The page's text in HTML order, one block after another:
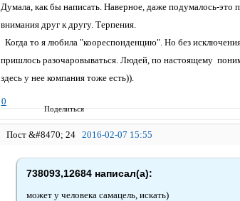
Поделиться
Думала, как бы написать. Наверное, даже подумалось-это
внимания друг к другу. Терпения.
Когда то я любила "коореспонденцию". Но без
пришлось разочаровываться. Людей, по настоящему
здесь у нее компания тоже есть)).
0
24 2016-02-07 15:55
738093,12684 написал(а):
может у человека самацель, искать)